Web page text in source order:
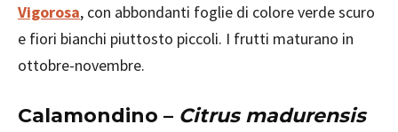
Vigorosa, con abbondanti foglie di colore verde scuro
e fiori bianchi piuttosto piccoli. I frutti maturano in
ottobre-novembre.
Calamondino – Citrus madurensis